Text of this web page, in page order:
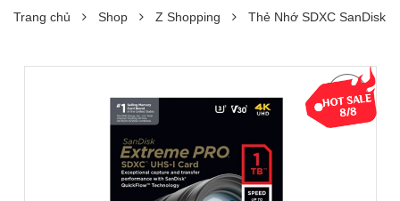
Trang chủ Shop Z Shopping Thẻ Nhớ SDXC SanDisk